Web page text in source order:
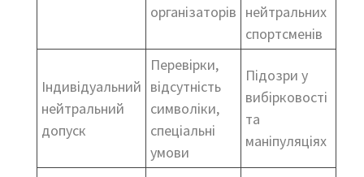
організаторів нейтральних
спортсменів
Індивідуальний
нейтральний
допуск
Перевірки,
відсутність
символіки,
спеціальні
умови
Підозри у
вибірковості
та
маніпуляціях